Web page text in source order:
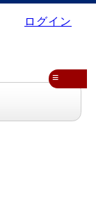
ログイン
≡